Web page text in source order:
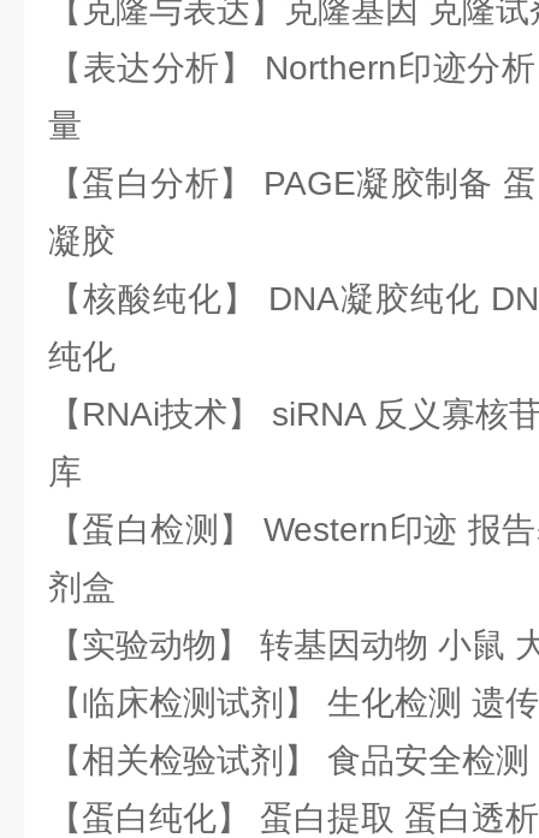
【克隆与表达】克隆基因 克隆
【表达分析】 Northern印迹分
量
【蛋白分析】 PAGE凝胶制备
凝胶
【核酸纯化】 DNA凝胶纯化
纯化
【RNAi技术】 siRNA 反义寡核
库
【蛋白检测】 Western印迹 报
剂盒
【实验动物】 转基因动物 小鼠
【临床检测试剂】 生化检测 遗
【相关检验试剂】 食品安全检
【蛋白纯化】 蛋白提取 蛋白透